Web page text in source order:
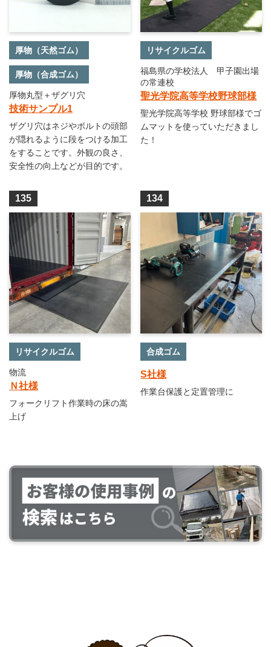
厚物（天然ゴム）
厚物（合成ゴム）
厚物丸型＋ザグリ穴
技術サンプル1
ザグリ穴はネジやボルトの頭部
が隠れるように段をつける加工
をすることです。外観の良さ、
安全性の向上などが目的です。
リサイクルゴム
福島県の学校法人 甲子園出場
の常連校
聖光学院高等学校野球部様
聖光学院高等学校 野球部様でゴ
ムマットを使っていただきまし
た！
135
リサイクルゴム
物流
Ｎ社様
フォークリフト作業時の床の嵩
上げ
134
合成ゴム
S社様
作業台保護と定置管理に